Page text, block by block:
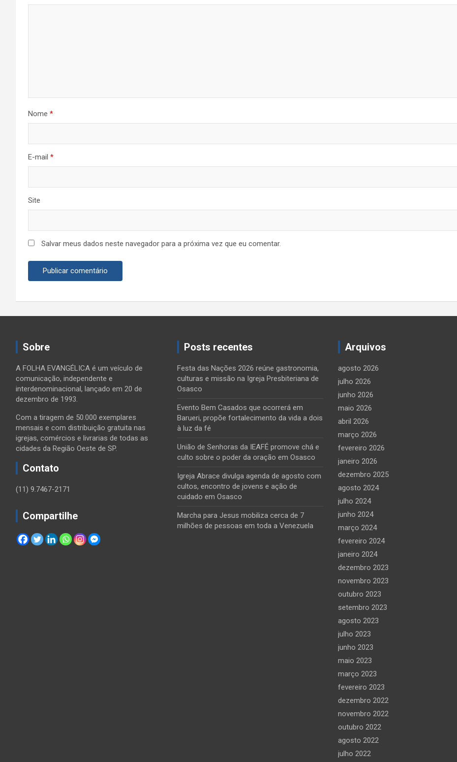
Nome *
E-mail *
Site
Salvar meus dados neste navegador para a próxima vez que eu comentar.
Sobre
A FOLHA EVANGÉLICA é um veículo de
comunicação, independente e
interdenominacional, lançado em 20 de
dezembro de 1993.
Com a tiragem de 50.000 exemplares
mensais e com distribuição gratuita nas
igrejas, comércios e livrarias de todas as
cidades da Região Oeste de SP.
Contato
(11) 9.7467-2171
Compartilhe
Posts recentes
Festa das Nações 2026 reúne gastronomia,
culturas e missão na Igreja Presbiteriana de
Osasco
Evento Bem Casados que ocorrerá em
Barueri, propõe fortalecimento da vida a dois
à luz da fé
União de Senhoras da IEAFÉ promove chá e
culto sobre o poder da oração em Osasco
Igreja Abrace divulga agenda de agosto com
cultos, encontro de jovens e ação de
cuidado em Osasco
Marcha para Jesus mobiliza cerca de 7
milhões de pessoas em toda a Venezuela
Arquivos
agosto 2026
julho 2026
junho 2026
maio 2026
abril 2026
março 2026
fevereiro 2026
janeiro 2026
dezembro 2025
agosto 2024
julho 2024
junho 2024
março 2024
fevereiro 2024
janeiro 2024
dezembro 2023
novembro 2023
outubro 2023
setembro 2023
agosto 2023
julho 2023
junho 2023
maio 2023
março 2023
fevereiro 2023
dezembro 2022
novembro 2022
outubro 2022
agosto 2022
julho 2022